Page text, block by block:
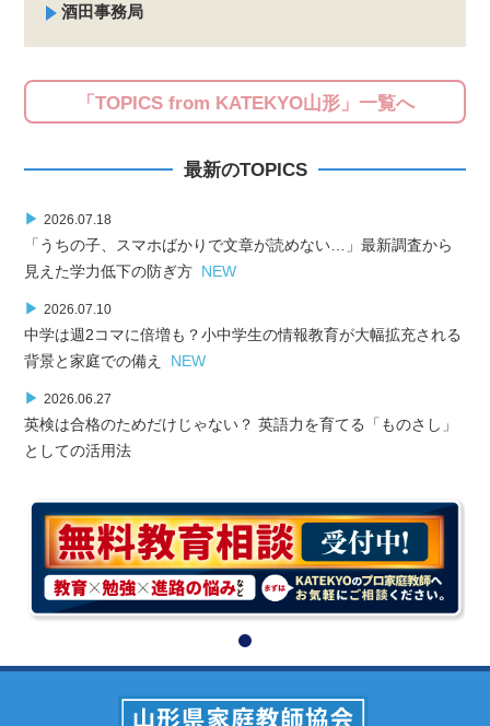
酒田事務局
「TOPICS from KATEKYO山形」一覧へ
最新のTOPICS
▶ 2026.07.18
「うちの子、スマホばかりで文章が読めない…」最新調査から
見えた学力低下の防ぎ方 NEW
▶ 2026.07.10
中学は週2コマに倍増も？小中学生の情報教育が大幅拡充される
背景と家庭での備え NEW
▶ 2026.06.27
英検は合格のためだけじゃない？ 英語力を育てる「ものさし」
としての活用法